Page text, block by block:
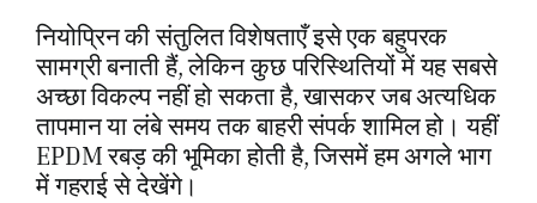
नियोप्रिन की संतुलित विशेषताएँ इसे एक बहुपरक
सामग्री बनाती हैं, लेकिन कुछ परिस्थितियों में यह सबसे
अच्छा विकल्प नहीं हो सकता है, खासकर जब अत्यधिक
तापमान या लंबे समय तक बाहरी संपर्क शामिल हो। यहीं
EPDM रबड़ की भूमिका होती है, जिसमें हम अगले भाग
में गहराई से देखेंगे।